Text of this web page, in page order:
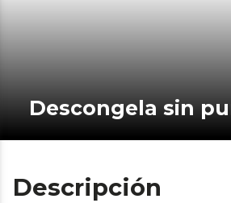
Descongela sin
Descripción